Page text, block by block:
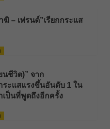
– เฟรนด์”เรียกกระแส
นชีวิต)” จาก
ระแสแรงขึ้นอันดับ 1 ใน
เป็นที่พูดถึงอีกครั้ง